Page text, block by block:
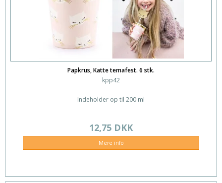
Papkrus, Katte temafest. 6 stk.
kpp42
Indeholder op til 200 ml
12,75 DKK
Mere info